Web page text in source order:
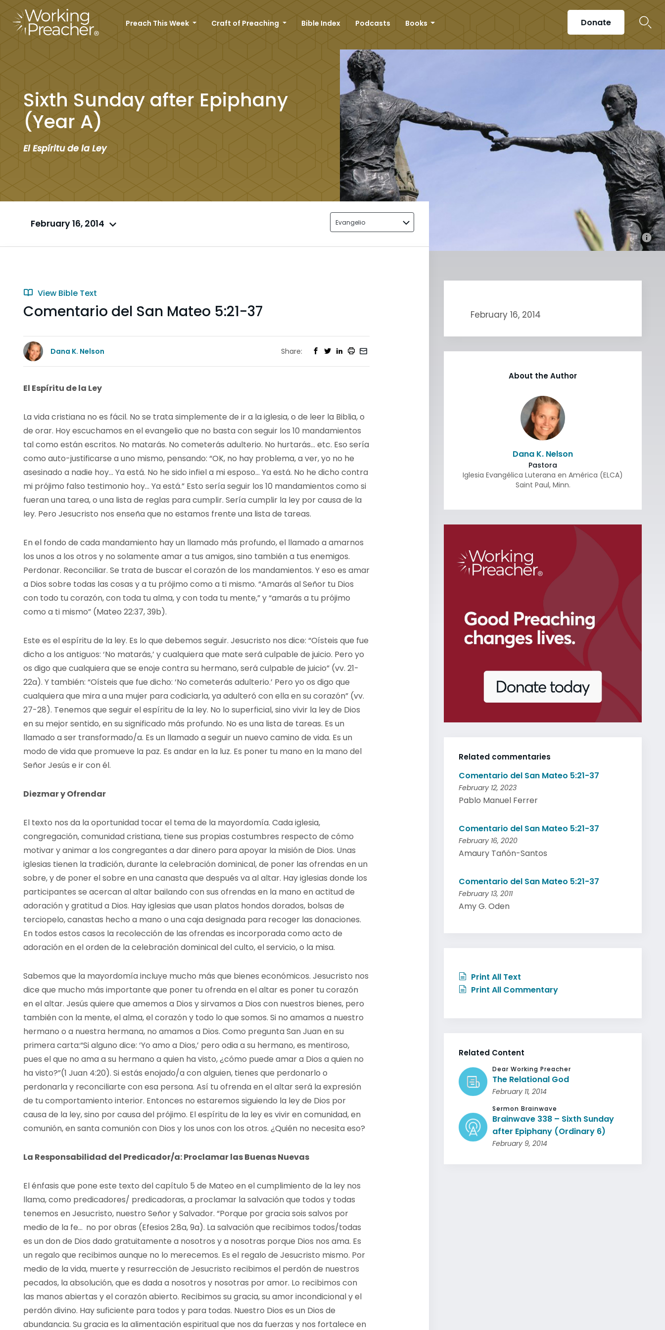
Preach This Week Craft of Preaching Bible Index Podcasts Books Donate
Sixth Sunday after Epiphany
(Year A)
El Espíritu de la Ley
February 16, 2014 Evangelio
View Bible Text
Comentario del San Mateo 5:21-37
Dana K. Nelson Share:
El Espíritu de la Ley
La vida cristiana no es fácil. No se trata simplemente de ir a la iglesia, o de leer la Biblia, o
de orar. Hoy escuchamos en el evangelio que no basta con seguir los 10 mandamientos
tal como están escritos. No matarás. No cometerás adulterio. No hurtarás… etc. Eso sería
como auto-justificarse a uno mismo, pensando: “OK, no hay problema, a ver, yo no he
asesinado a nadie hoy… Ya está. No he sido infiel a mi esposo… Ya está. No he dicho contra
mi prójimo falso testimonio hoy… Ya está.” Esto sería seguir los 10 mandamientos como si
fueran una tarea, o una lista de reglas para cumplir. Sería cumplir la ley por causa de la
ley. Pero Jesucristo nos enseña que no estamos frente una lista de tareas.
En el fondo de cada mandamiento hay un llamado más profundo, el llamado a amarnos
los unos a los otros y no solamente amar a tus amigos, sino también a tus enemigos.
Perdonar. Reconciliar. Se trata de buscar el corazón de los mandamientos. Y eso es amar
a Dios sobre todas las cosas y a tu prójimo como a ti mismo. “Amarás al Señor tu Dios
con todo tu corazón, con toda tu alma, y con toda tu mente,” y “amarás a tu prójimo
como a ti mismo” (Mateo 22:37, 39b).
Este es el espíritu de la ley. Es lo que debemos seguir. Jesucristo nos dice: “Oísteis que fue
dicho a los antiguos: ‘No matarás,’ y cualquiera que mate será culpable de juicio. Pero yo
os digo que cualquiera que se enoje contra su hermano, será culpable de juicio” (vv. 21-
22a). Y también: “Oísteis que fue dicho: ‘No cometerás adulterio.’ Pero yo os digo que
cualquiera que mira a una mujer para codiciarla, ya adulteró con ella en su corazón” (vv.
27-28). Tenemos que seguir el espíritu de la ley. No lo superficial, sino vivir la ley de Dios
en su mejor sentido, en su significado más profundo. No es una lista de tareas. Es un
llamado a ser transformado/a. Es un llamado a seguir un nuevo camino de vida. Es un
modo de vida que promueve la paz. Es andar en la luz. Es poner tu mano en la mano del
Señor Jesús e ir con él.
Diezmar y Ofrendar
El texto nos da la oportunidad tocar el tema de la mayordomía. Cada iglesia,
congregación, comunidad cristiana, tiene sus propias costumbres respecto de cómo
motivar y animar a los congregantes a dar dinero para apoyar la misión de Dios. Unas
iglesias tienen la tradición, durante la celebración dominical, de poner las ofrendas en un
sobre, y de poner el sobre en una canasta que después va al altar. Hay iglesias donde los
participantes se acercan al altar bailando con sus ofrendas en la mano en actitud de
adoración y gratitud a Dios. Hay iglesias que usan platos hondos dorados, bolsas de
terciopelo, canastas hecho a mano o una caja designada para recoger las donaciones.
En todos estos casos la recolección de las ofrendas es incorporada como acto de
adoración en el orden de la celebración dominical del culto, el servicio, o la misa.
Sabemos que la mayordomía incluye mucho más que bienes económicos. Jesucristo nos
dice que mucho más importante que poner tu ofrenda en el altar es poner tu corazón
en el altar. Jesús quiere que amemos a Dios y sirvamos a Dios con nuestros bienes, pero
también con la mente, el alma, el corazón y todo lo que somos. Si no amamos a nuestro
hermano o a nuestra hermana, no amamos a Dios. Como pregunta San Juan en su
primera carta:“Si alguno dice: ‘Yo amo a Dios,’ pero odia a su hermano, es mentiroso,
pues el que no ama a su hermano a quien ha visto, ¿cómo puede amar a Dios a quien no
ha visto?”(1 Juan 4:20). Si estás enojado/a con alguien, tienes que perdonarlo o
perdonarla y reconciliarte con esa persona. Así tu ofrenda en el altar será la expresión
de tu comportamiento interior. Entonces no estaremos siguiendo la ley de Dios por
causa de la ley, sino por causa del prójimo. El espíritu de la ley es vivir en comunidad, en
comunión, en santa comunión con Dios y los unos con los otros. ¿Quién no necesita eso?
La Responsabilidad del Predicador/a: Proclamar las Buenas Nuevas
El énfasis que pone este texto del capítulo 5 de Mateo en el cumplimiento de la ley nos
llama, como predicadores/ predicadoras, a proclamar la salvación que todos y todas
tenemos en Jesucristo, nuestro Señor y Salvador. “Porque por gracia sois salvos por
medio de la fe… no por obras (Efesios 2:8a, 9a). La salvación que recibimos todos/todas
es un don de Dios dado gratuitamente a nosotros y a nosotras porque Dios nos ama. Es
un regalo que recibimos aunque no lo merecemos. Es el regalo de Jesucristo mismo. Por
medio de la vida, muerte y resurrección de Jesucristo recibimos el perdón de nuestros
pecados, la absolución, que es dada a nosotros y nosotras por amor. Lo recibimos con
las manos abiertas y el corazón abierto. Recibimos su gracia, su amor incondicional y el
perdón divino. Hay suficiente para todos y para todas. Nuestro Dios es un Dios de
abundancia. Su gracia es la alimentación espiritual que nos da fuerzas y nos fortalece en
February 16, 2014
About the Author
Dana K. Nelson
Pastora
Iglesia Evangélica Luterana en América (ELCA)
Saint Paul, Minn.
Related commentaries
Comentario del San Mateo 5:21-37
February 12, 2023
Pablo Manuel Ferrer
Comentario del San Mateo 5:21-37
February 16, 2020
Amaury Tañón-Santos
Comentario del San Mateo 5:21-37
February 13, 2011
Amy G. Oden
Print All Text
Print All Commentary
Related Content
Dear Working Preacher
The Relational God
February 11, 2014
Sermon Brainwave
Brainwave 338 – Sixth Sunday
after Epiphany (Ordinary 6)
February 9, 2014